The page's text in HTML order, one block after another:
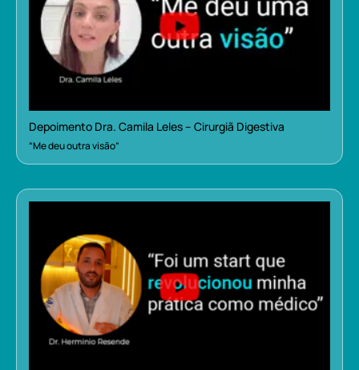
Depoimento Dra. Camila Leles – Cirurgiã Digestiva
“Me deu outra visão”